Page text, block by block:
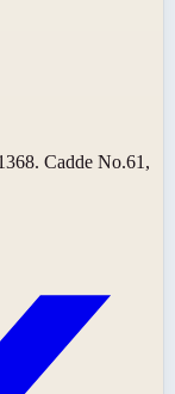
Cadde No.61,